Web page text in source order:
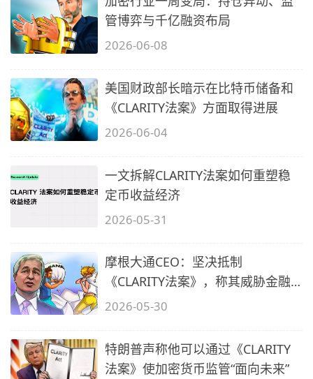
管博弈与千亿融资布局
2026-06-08
美国财政部长暗示在比特币储备和
《CLARITY法案》方面取得进展
2026-06-04
一文拆解CLARITY法案如何重塑稳
定币收益经济
2026-05-31
摩根大通CEO：坚决抵制
《CLARITY法案》，称其威胁金融
稳定
2026-05-30
特朗普声称他可以通过《CLARITY
法案》使加密货币监管“面向未来”